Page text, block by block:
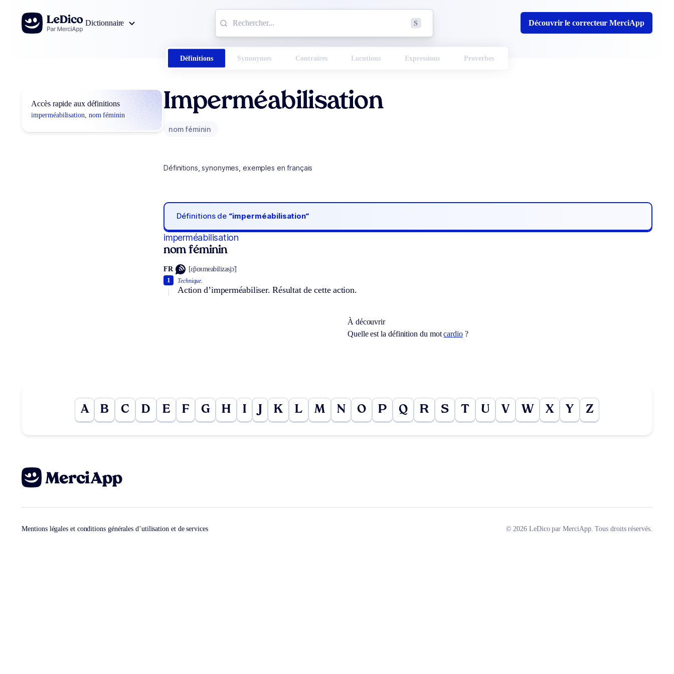
Aller au contenu
Dictionnaire
S Découvrir le correcteur MerciApp
Définitions Synonymes Contraires Locutions Expressions Proverbes
Accès rapide aux définitions
imperméabilisation, nom féminin
Imperméabilisation
nom féminin
Définitions, synonymes, exemples en français
Définitions de “imperméabilisation“
imperméabilisation
nom féminin
FR [ɛ̃pɛʀmeabilizasjɔ̃]
Technique.
Action d’imperméabiliser. Résultat de cette action.
1
À découvrir
Quelle est la définition du motcardio?
A B C D E F G H I K L M N O P Q R S T U V W X Y Z
Mentions légales et conditions générales d’utilisation et de services © 2026 LeDico par MerciApp. Tous droits réservés.